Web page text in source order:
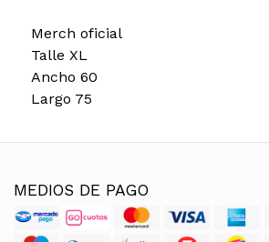
Merch oficial
Talle XL
Ancho 60
Largo 75
MEDIOS DE PAGO